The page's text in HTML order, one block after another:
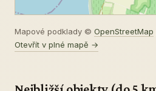
Mapové podklady © OpenStreetMap
Otevřít v plné mapě →